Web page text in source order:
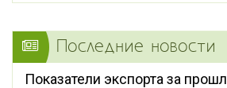
Последние новости
Показатели экспорта за